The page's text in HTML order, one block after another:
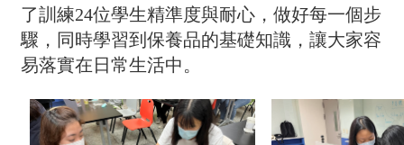
了訓練24位學生精準度與耐心，做好每一個步
驟，同時學習到保養品的基礎知識，讓大家容
易落實在日常生活中。